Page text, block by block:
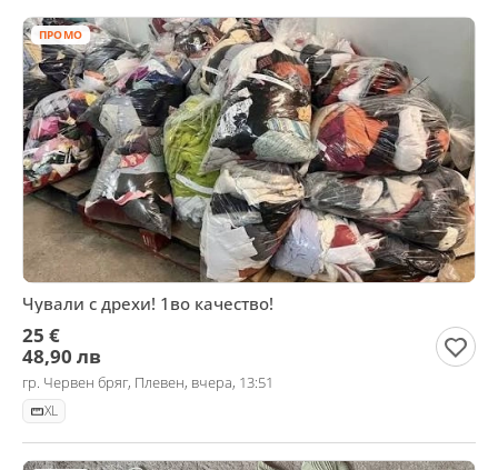
ПРОМО
Чували с дрехи! 1во качество!
25 €
48,90 лв
гр. Червен бряг, Плевен, вчера, 13:51
XL